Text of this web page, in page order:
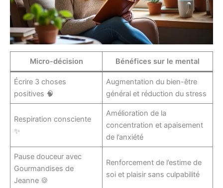
Micro-décision Bénéfices sur le mental
Écrire 3 choses
positives 🧠
Augmentation du bien-être
général et réduction du stress
Respiration consciente
✨
Amélioration de la
concentration et apaisement
de l’anxiété
Pause douceur avec
Gourmandises de
Jeanne 🍪
Renforcement de l’estime de
soi et plaisir sans culpabilité